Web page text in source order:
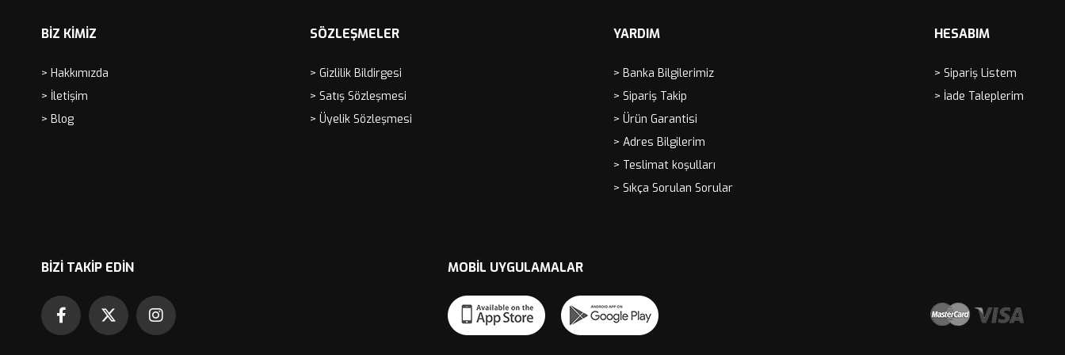
BİZ KİMİZ
> Hakkımızda
> İletişim
> Blog
SÖZLEŞMELER
> Gizlilik Bildirgesi
> Satış Sözleşmesi
> Üyelik Sözleşmesi
YARDIM
> Banka Bilgilerimiz
> Sipariş Takip
> Ürün Garantisi
> Adres Bilgilerim
> Teslimat koşulları
> Sıkça Sorulan Sorular
HESABIM
> Sipariş Listem
> İade Taleplerim
BIZI TAKIP EDIN MOBIL UYGULAMALAR